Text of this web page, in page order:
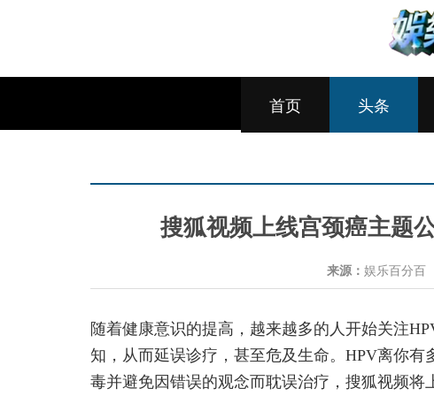
首页 头条
搜狐视频上线宫颈癌主题
来源： 娱乐百分百
随着健康意识的提高，越来越多的人开始关注
知，从而延误诊疗，甚至危及生命。HPV离你
毒并避免因错误的观念而耽误治疗，搜狐视频将